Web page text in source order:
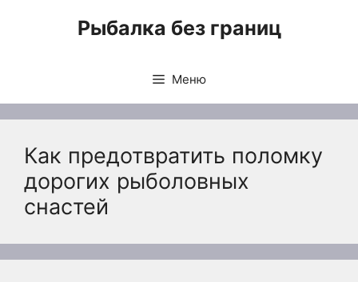
Рыбалка без границ
Меню
Как предотвратить поломку
дорогих рыболовных
снастей